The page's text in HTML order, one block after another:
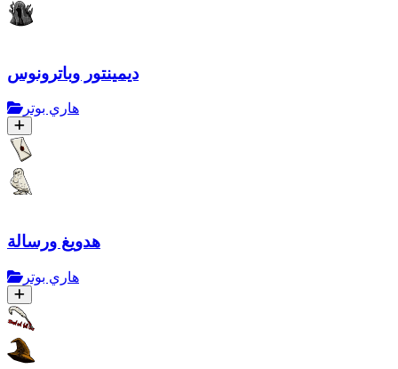
ديمينتور وباترونوس
هاري بوتر
هدويغ ورسالة
هاري بوتر